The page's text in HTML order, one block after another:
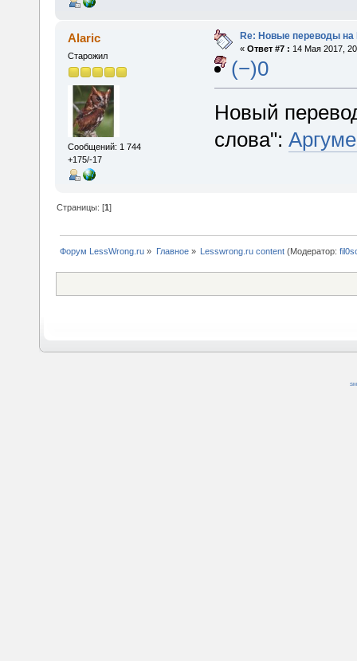
Alaric
Старожил
Сообщений: 1 744
+175/-17
Re: Новые переводы на
« Ответ #7 : 14 Мая 2017,
(−)0
Новый
слова":
Страницы: [1]
Форум LessWrong.ru » Главное» Lesswrong.ru content(Модератор: